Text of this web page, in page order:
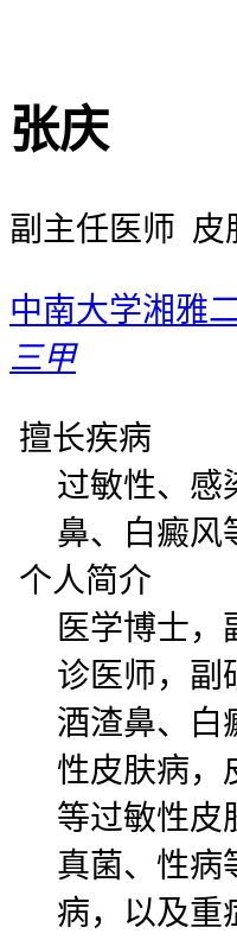
张庆
副主任医师 皮
中南大学湘雅
三甲
擅长疾病
过敏性、感
鼻、白癜风
个人简介
医学博士，
诊医师，副
酒渣鼻、白
性皮肤病，
等过敏性皮
真菌、性病
病，以及重